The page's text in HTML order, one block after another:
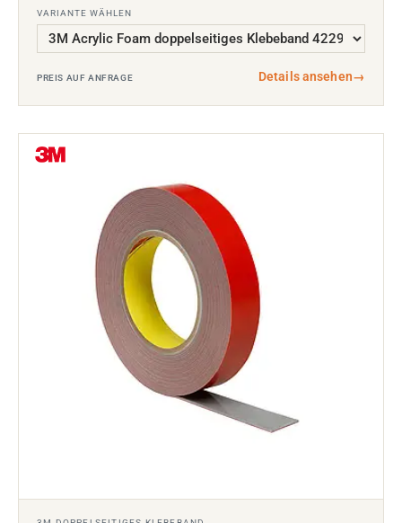
VARIANTE WÄHLEN
PREIS AUF ANFRAGE Details ansehen→